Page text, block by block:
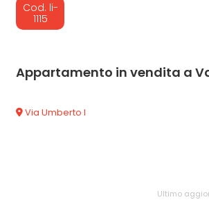
Cod. li-
1115
Appartamento in vendita a
Via Umberto I
Ultimo